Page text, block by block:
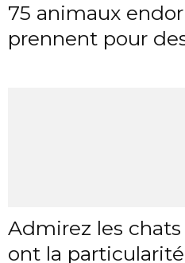
75 animaux
prennent pour
Admirez les
ont la